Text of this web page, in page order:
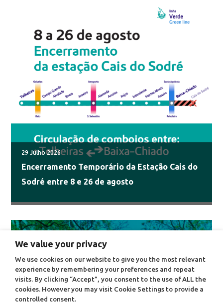
29 Julho 2026
Encerramento Temporário da Estação Cais do
Sodré entre 8 e 26 de agosto
We value your privacy
We use cookies on our website to give you the most relevant
experience by remembering your preferences and repeat
visits. By clicking “Accept”, you consent to the use of ALL the
cookies. However you may visit Cookie Settings to provide a
controlled consent.